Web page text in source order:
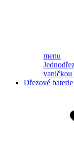
menu
vaničkou
Dřezové baterie